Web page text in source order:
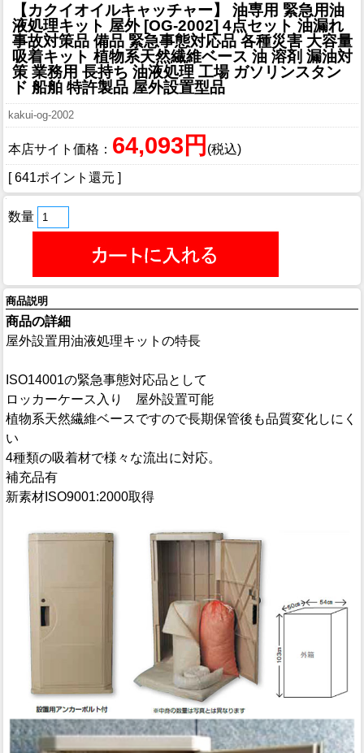
【カクイオイルキャッチャー】 油専用 緊急用油
液処理キット 屋外 [OG-2002] 4点セット 油漏れ
事故対策品 備品 緊急事態対応品 各種災害 大容量
吸着キット 植物系天然繊維ベース 油 溶剤 漏油対
策 業務用 長持ち 油液処理 工場 ガソリンスタン
ド 船舶 特許製品 屋外設置型品
kakui-og-2002
本店サイト価格： 64,093円 (税込)
[ 641ポイント還元 ]
数量
商品説明
商品の詳細
屋外設置用油液処理キットの特長
ISO14001の緊急事態対応品として
ロッカーケース入り 屋外設置可能
植物系天然繊維ベースですので長期保管後も品質変化しにく
い
4種類の吸着材で様々な流出に対応。
補充品有
新素材ISO9001:2000取得